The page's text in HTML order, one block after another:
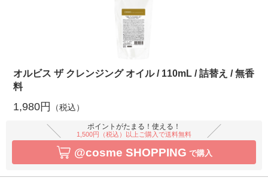
オルビス ザ クレンジング オイル / 110mL / 詰替え / 無香
料
1,980円 （税込）
ポイントがたまる！使える！
1,500円（税込）以上ご購入で送料無料
@cosme SHOPPING で購入